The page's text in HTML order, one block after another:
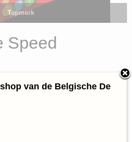
Topmerk
Speed
van de Belgische De